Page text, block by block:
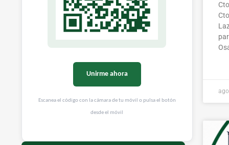
Unirme ahora
Escanea el código con la cámara de tu móvil o pulsa el botón
desde el móvil